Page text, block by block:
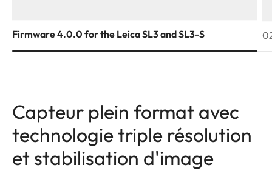
Firmware 4.0.0 for the Leica SL3 and SL3-S
Capteur plein format avec
technologie triple résolution
et stabilisation d'image